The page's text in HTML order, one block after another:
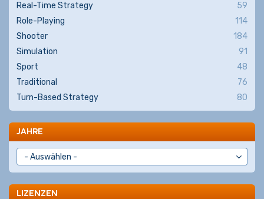
Real-Time Strategy
59
Role-Playing
114
Shooter
184
Simulation
91
Sport
48
Traditional
76
Turn-Based Strategy
80
JAHRE
LIZENZEN